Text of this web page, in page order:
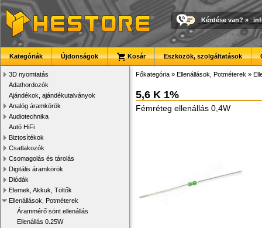
Kérdése van? »
Kategóriák Újdonságok Kosár Eszközök, szolgáltatások
3D nyomtatás
Adathordozók
Ajándékok, ajándékutalványok
Analóg áramkörök
Audiotechnika
Autó HiFi
Biztosítékok
Csatlakozók
Csomagolás és tárolás
Digitális áramkörök
Diódák
Elemek, Akkuk, Töltők
Ellenállások, Potméterek
Árammérő sönt ellenállás
Ellenállás 0.25W
Főkategória » Ellenállások, Potméterek »
5,6 K 1%
Fémréteg ellenállás 0,4W